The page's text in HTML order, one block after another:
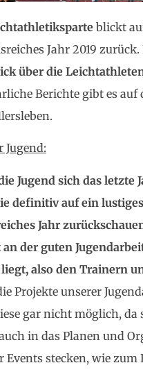
blickt
Jahr 2019 zurück.
über die
Berichte gibt es auf
Jugend:
Jugend sich das letzte
definitiv auf ein
Jahr
der guten
liegt, also den Trainern
Projekte unserer
gar nicht möglich, da
in das Planen und
Events stecken, wie zum